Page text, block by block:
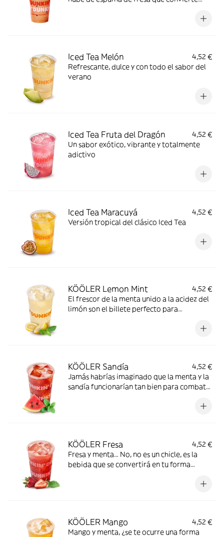
Iced Tea Melón
4,52 €
Refrescante, dulce y con todo el sabor del
verano
Iced Tea Fruta del Dragón
4,52 €
Un sabor exótico, vibrante y totalmente
adictivo
Iced Tea Maracuyá
4,52 €
Versión tropical del clásico Iced Tea
KÖÖLER Lemon Mint
4,52 €
El frescor de la menta unido a la acidez del
limón son el billete perfecto para
KÖÖLER Sandía
4,52 €
Jamás habrías imaginado que la menta y la
sandía funcionarían tan bien para combatir
KÖÖLER Fresa
4,52 €
Fresa y menta… No, no es un chicle, es la
bebida que se convertirá en tu forma
KÖÖLER Mango
4,52 €
Mango y menta, ¿se te ocurre una forma